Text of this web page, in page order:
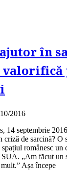
în
valorifică
2016
14 septembrie
criză de sarcină? O
românesc un
„Am făcut un
Așa începe